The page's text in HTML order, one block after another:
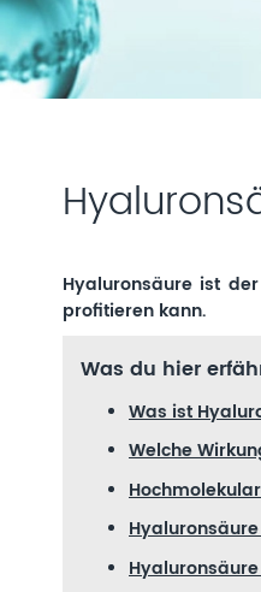
Hyaluronsäure ist
profitieren kann.
Was du hier
Was ist
Welche